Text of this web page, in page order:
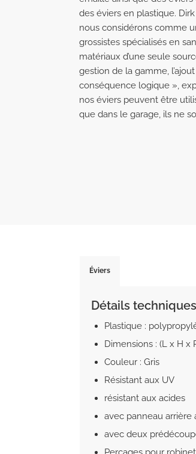
des éviers en plastique.
nous considérons comme
grossistes spécialisés en
matériaux d’une seule
gestion de la gamme,
conséquence logique »,
nos éviers peuvent être
que dans le garage, ils ne
Éviers
Détails techniques
Plastique :
Dimensions : (L x H x
Couleur : Gris
Résistant aux UV
résistant aux acides
avec panneau
avec deux